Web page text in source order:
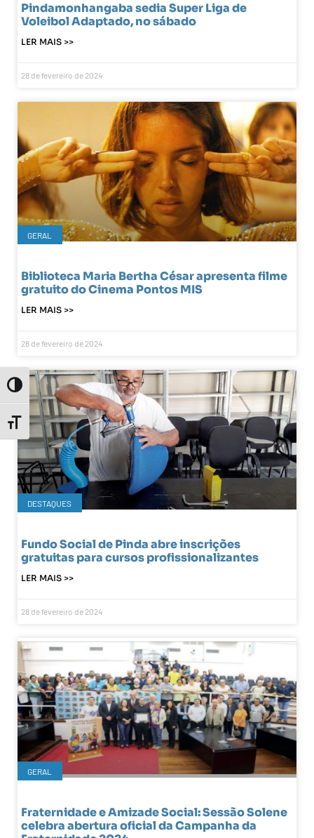
Toggle High Contrast
Toggle Font size
Pindamonhangaba sedia Super Liga de
Voleibol Adaptado, no sábado
LER MAIS >>
28 de fevereiro de 2024
GERAL
Biblioteca Maria Bertha César apresenta filme
gratuito do Cinema Pontos MIS
LER MAIS >>
28 de fevereiro de 2024
DESTAQUES
Fundo Social de Pinda abre inscrições
gratuitas para cursos profissionalizantes
LER MAIS >>
28 de fevereiro de 2024
GERAL
Fraternidade e Amizade Social: Sessão Solene
celebra abertura oficial da Campanha da